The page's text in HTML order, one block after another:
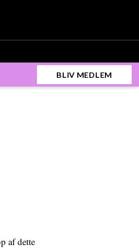
BLIV MEDLEM
af dette